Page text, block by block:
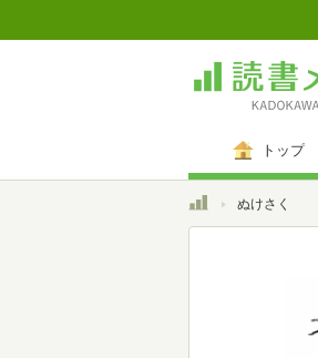
トップ
トップぬけさく